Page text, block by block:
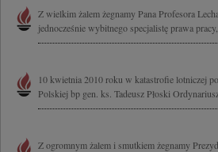
Z wielkim żalem żegnamy Pana Profesora
jednocześnie wybitnego specjalistę prawa
10 kwietnia 2010 roku w katastrofie lotniczej
Polskiej bp gen. ks. Tadeusz Płoski
Z ogromnym żalem i smutkiem żegnamy